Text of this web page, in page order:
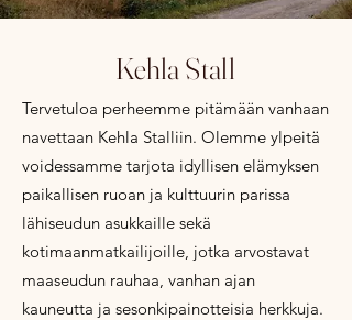
Kehla Stall
Tervetuloa perheemme pitämään vanhaan
navettaan Kehla Stalliin. Olemme ylpeitä
voidessamme tarjota idyllisen elämyksen
paikallisen ruoan ja kulttuurin parissa
lähiseudun asukkaille sekä
kotimaanmatkailijoille, jotka arvostavat
maaseudun rauhaa, vanhan ajan
kauneutta ja sesonkipainotteisia herkkuja.